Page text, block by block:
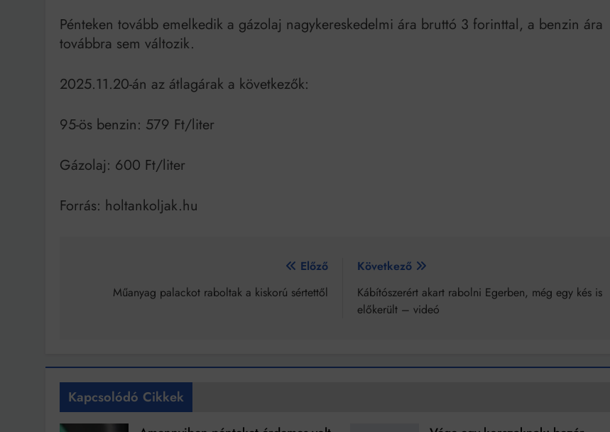
Pénteken tovább emelkedik a gázolaj nagykereskedelmi ára bruttó 3 forinttal, a benzin ára
továbbra sem változik.
2025.11.20-án az átlagárak a következők:
95-ös benzin: 579 Ft/liter
Gázolaj: 600 Ft/liter
Forrás: holtankoljak.hu
navigáció
Előző
Műanyag palackot raboltak a kiskorú sértettől
Következő
Kábítószerért akart rabolni Egerben, még egy kés is
előkerült – videó
Kapcsolódó Cikkek